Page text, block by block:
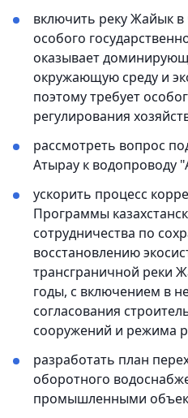
включить реку Жайык
особого
оказывает
окружающую среду и
поэтому требует
регулирования
рассмотреть вопрос
Атырау к водопроводу
ускорить процесс
Программы
сотрудничества по
восстановлению
трансграничной реки
годы, с включением в
согласования
сооружений и режима
разработать план
оборотного
промышленными